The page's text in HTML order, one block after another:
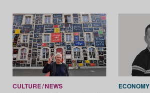
CULTURE NEWS ECONOMY